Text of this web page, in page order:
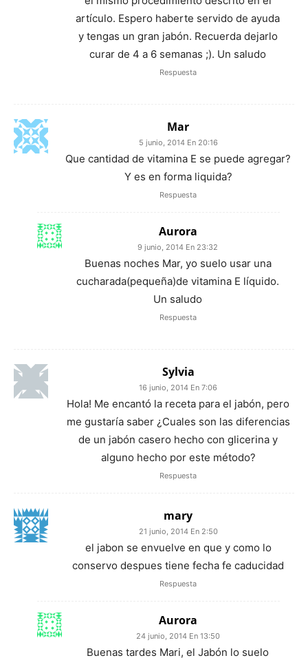
artículo. Espero haberte servido de ayuda
y tengas un gran jabón. Recuerda dejarlo
curar de 4 a 6 semanas ;). Un saludo
Respuesta
Mar
5 junio, 2014 En 20:16
Que cantidad de vitamina E se puede agregar?
Y es en forma liquida?
Respuesta
Aurora
9 junio, 2014 En 23:32
Buenas noches Mar, yo suelo usar una
cucharada(pequeña)de vitamina E líquido.
Un saludo
Respuesta
Sylvia
16 junio, 2014 En 7:06
Hola! Me encantó la receta para el jabón, pero
me gustaría saber ¿Cuales son las diferencias
de un jabón casero hecho con glicerina y
alguno hecho por este método?
Respuesta
mary
21 junio, 2014 En 2:50
el jabon se envuelve en que y como lo
conservo despues tiene fecha fe caducidad
Respuesta
Aurora
24 junio, 2014 En 13:50
Buenas tardes Mari, el Jabón lo suelo